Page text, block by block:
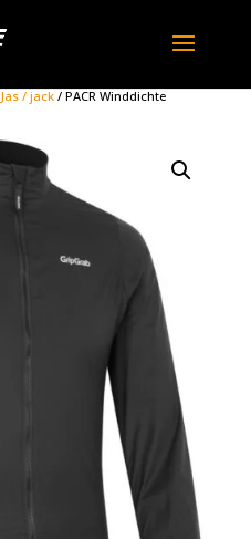
Jas / jack/ PACR Winddichte